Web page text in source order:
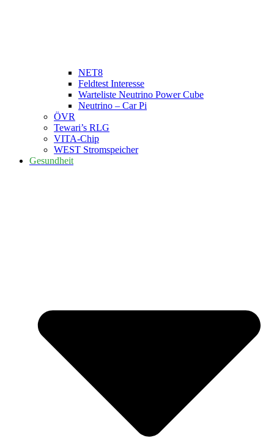
NET8
Feldtest Interesse
Warteliste Neutrino Power Cube
Neutrino – Car Pi
ÖVR
Tewari’s RLG
VITA-Chip
WEST Stromspeicher
Gesundheit